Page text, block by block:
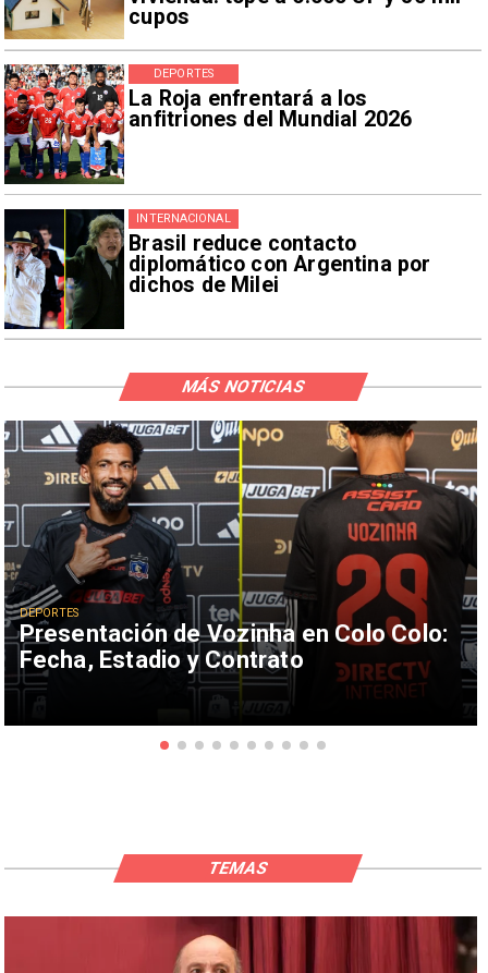
cupos
La Roja enfrentará a los
anfitriones del Mundial 2026
DEPORTES
Brasil reduce contacto
diplomático con Argentina por
dichos de Milei
INTERNACIONAL
Presentación de Vozinha en Colo Colo:
Fecha, Estadio y Contrato
DEPORTES
MÁS NOTICIAS
TEMAS